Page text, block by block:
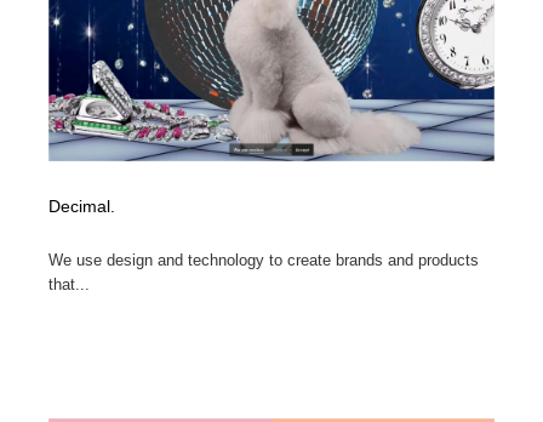
Decimal.
We use design and technology to create brands and products
that...